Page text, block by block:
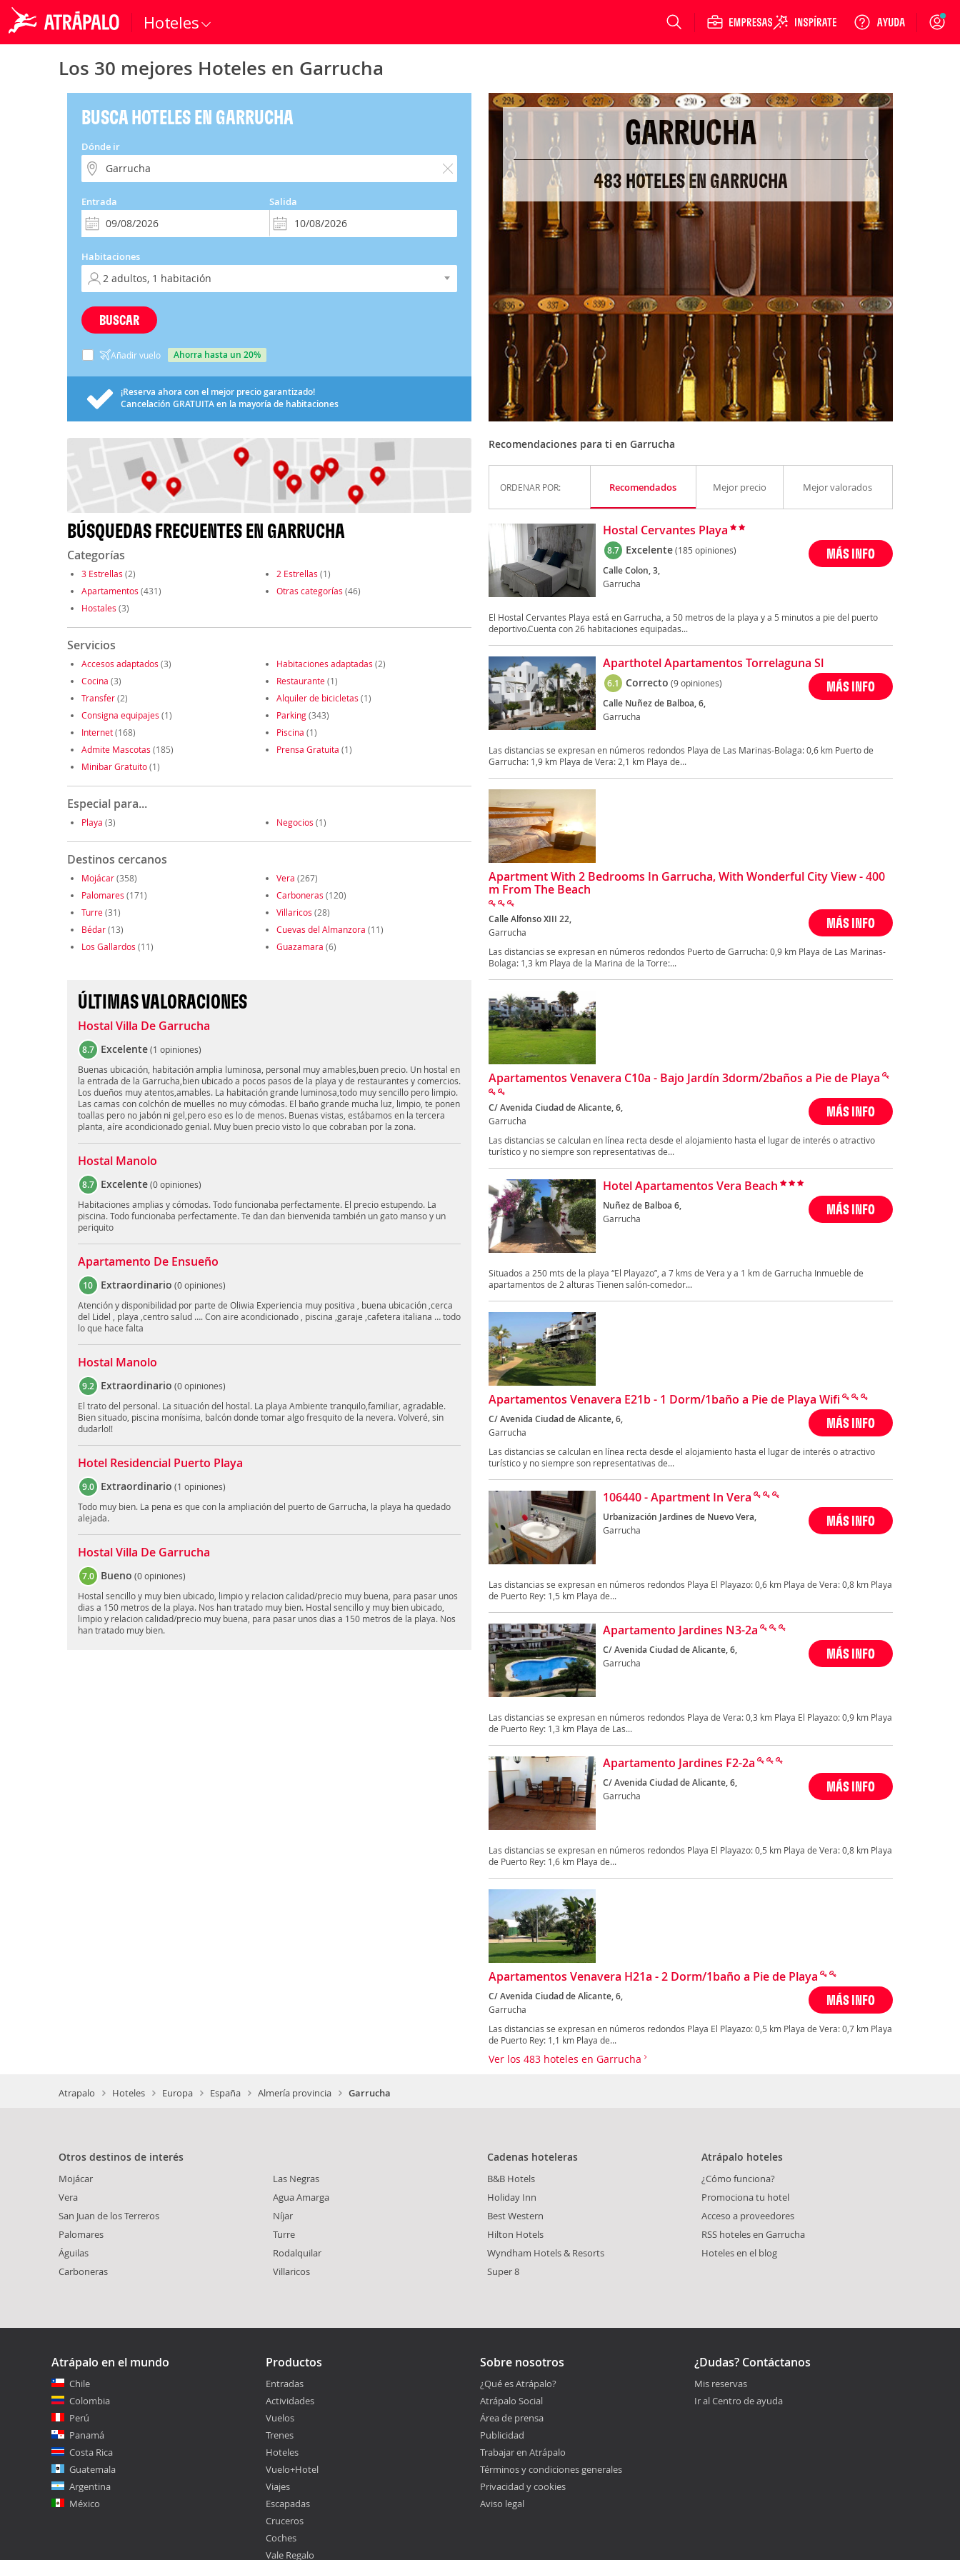
Hoteles Login
Los 30 mejores Hoteles en Garrucha
BUSCA HOTELES EN GARRUCHA
Dónde ir
Entrada Salida
Habitaciones
BUSCAR
Añadir vuelo ahorra hasta un 20%
¡Reserva ahora con el mejor precio garantizado!
Cancelación GRATUITAen la mayoría de habitaciones
BÚSQUEDAS FRECUENTES EN GARRUCHA
Categorías
3 Estrellas (2) 2 Estrellas (1)
Apartamentos (431) Otras categorías (46)
Hostales (3)
Servicios
Accesos adaptados (3) Habitaciones adaptadas (2)
Cocina (3) Restaurante(1)
Transfer(2) Alquiler de bicicletas (1)
Consigna equipajes (1) Parking(343)
Internet(168) Piscina (1)
Admite Mascotas (185) Prensa Gratuita (1)
Minibar Gratuito(1)
Especial para...
Playa (3) Negocios (1)
Destinos cercanos
Mojácar(358) Vera (267)
Palomares (171) Carboneras (120)
Turre(31) Villaricos (28)
Bédar(13) Cuevas del Almanzora (11)
Los Gallardos (11) Guazamara (6)
ÚLTIMAS VALORACIONES
Hostal Villa De Garrucha
8.7 Excelente(1 opiniones)
Buenas ubicación, habitación amplia luminosa, personal muy amables,buen precio. Un hostal en
la entrada de la Garrucha,bien ubicado a pocos pasos de la playa y de restaurantes y comercios.
Los dueños muy atentos,amables. La habitación grande luminosa,todo muy sencillo pero limpio.
Las camas con colchón de muelles no muy cómodas. El baño grande mucha luz, limpio, te ponen
toallas pero no jabón ni gel,pero eso es lo de menos. Buenas vistas, estábamos en la tercera
planta, aíre acondicionado genial. Muy buen precio visto lo que cobraban por la zona.
Hostal Manolo
8.7 Excelente(0 opiniones)
Habitaciones amplias y cómodas. Todo funcionaba perfectamente. El precio estupendo. La
piscina. Todo funcionaba perfectamente. Te dan dan bienvenida también un gato manso y un
periquito
Apartamento De Ensueño
10 Extraordinario (0 opiniones)
Atención y disponibilidad por parte de Oliwia Experiencia muy positiva , buena ubicación ,cerca
del Lidel , playa ,centro salud …. Con aire acondicionado , piscina ,garaje ,cafetera italiana … todo
lo que hace falta
Hostal Manolo
9.2 Extraordinario (0 opiniones)
El trato del personal. La situación del hostal. La playa Ambiente tranquilo,familiar, agradable.
Bien situado, piscina monísima, balcón donde tomar algo fresquito de la nevera. Volveré, sin
dudarlo!!
Hotel Residencial Puerto Playa
9.0 Extraordinario (1 opiniones)
Todo muy bien. La pena es que con la ampliación del puerto de Garrucha, la playa ha quedado
alejada.
Hostal Villa De Garrucha
7.0 Bueno (0 opiniones)
Hostal sencillo y muy bien ubicado, limpio y relacion calidad/precio muy buena, para pasar unos
dias a 150 metros de la playa. Nos han tratado muy bien. Hostal sencillo y muy bien ubicado,
limpio y relacion calidad/precio muy buena, para pasar unos dias a 150 metros de la playa. Nos
han tratado muy bien.
GARRUCHA
483 HOTELES EN GARRUCHA
Recomendaciones para ti en Garrucha
ORDENAR POR: Recomendados Mejor precio Mejor valorados
Hostal Cervantes Playa
8.7 Excelente(185 opiniones)
Calle Colon, 3,
Garrucha
MÁS INFO
El Hostal Cervantes Playa está en Garrucha, a 50 metros de la playa y a 5 minutos a pie del puerto
deportivo.Cuenta con 26 habitaciones equipadas...
Aparthotel Apartamentos Torrelaguna Sl
6.1 Correcto (9 opiniones)
Calle Nuñez de Balboa, 6,
Garrucha
MÁS INFO
Las distancias se expresan en números redondos Playa de Las Marinas-Bolaga: 0,6 km Puerto de
Garrucha: 1,9 km Playa de Vera: 2,1 km Playa de...
Apartment With 2 Bedrooms In Garrucha, With Wonderful City View - 400
m From The Beach
Calle Alfonso XIII 22,
Garrucha
MÁS INFO
Las distancias se expresan en números redondos Puerto de Garrucha: 0,9 km Playa de Las Marinas-
Bolaga: 1,3 km Playa de la Marina de la Torre:...
Apartamentos Venavera C10a - Bajo Jardín 3dorm/2baños a Pie de Playa
C/ Avenida Ciudad de Alicante, 6,
Garrucha
MÁS INFO
Las distancias se calculan en línea recta desde el alojamiento hasta el lugar de interés o atractivo
turístico y no siempre son representativas de...
Hotel Apartamentos Vera Beach
Nuñez de Balboa 6,
Garrucha
MÁS INFO
Situados a 250 mts de la playa “El Playazo”, a 7 kms de Vera y a 1 km de Garrucha Inmueble de
apartamentos de 2 alturas Tienen salón-comedor...
Apartamentos Venavera E21b - 1 Dorm/1baño a Pie de Playa Wifi
C/ Avenida Ciudad de Alicante, 6,
Garrucha
MÁS INFO
Las distancias se calculan en línea recta desde el alojamiento hasta el lugar de interés o atractivo
turístico y no siempre son representativas de...
106440 - Apartment In Vera
Urbanización Jardines de Nuevo Vera,
Garrucha
MÁS INFO
Las distancias se expresan en números redondos Playa El Playazo: 0,6 km Playa de Vera: 0,8 km Playa
de Puerto Rey: 1,5 km Playa de...
Apartamento Jardines N3-2a
C/ Avenida Ciudad de Alicante, 6,
Garrucha
MÁS INFO
Las distancias se expresan en números redondos Playa de Vera: 0,3 km Playa El Playazo: 0,9 km Playa
de Puerto Rey: 1,3 km Playa de Las...
Apartamento Jardines F2-2a
C/ Avenida Ciudad de Alicante, 6,
Garrucha
MÁS INFO
Las distancias se expresan en números redondos Playa El Playazo: 0,5 km Playa de Vera: 0,8 km Playa
de Puerto Rey: 1,6 km Playa de...
Apartamentos Venavera H21a - 2 Dorm/1baño a Pie de Playa
C/ Avenida Ciudad de Alicante, 6,
Garrucha
MÁS INFO
Las distancias se expresan en números redondos Playa El Playazo: 0,5 km Playa de Vera: 0,7 km Playa
de Puerto Rey: 1,1 km Playa de...
Ver los 483 hoteles en Garrucha
Atrapalo Hoteles Europa España Almería provincia Garrucha
Otros destinos de interés
Mojácar
Vera
San Juan de los Terreros
Palomares
Águilas
Carboneras
Las Negras
Agua Amarga
Níjar
Turre
Rodalquilar
Villaricos
Cadenas hoteleras
B&B Hotels
Holiday Inn
Best Western
Hilton Hotels
Wyndham Hotels & Resorts
Super 8
Atrápalo hoteles
¿Cómo funciona?
Promociona tu hotel
Acceso a proveedores
RSS hoteles en Garrucha
Hoteles en el blog
Atrápalo en el mundo
Chile
Colombia
Perú
Panamá
Costa Rica
Guatemala
Argentina
México
Productos
Entradas
Actividades
Vuelos
Trenes
Hoteles
Vuelo+Hotel
Viajes
Escapadas
Cruceros
Coches
Vale Regalo
Sobre nosotros
¿Qué es Atrápalo?
Atrápalo Social
Área de prensa
Publicidad
Trabajar en Atrápalo
Términos y condiciones generales
Privacidad y cookies
Aviso legal
¿Dudas? Contáctanos
Mis reservas
Ir al Centro de ayuda